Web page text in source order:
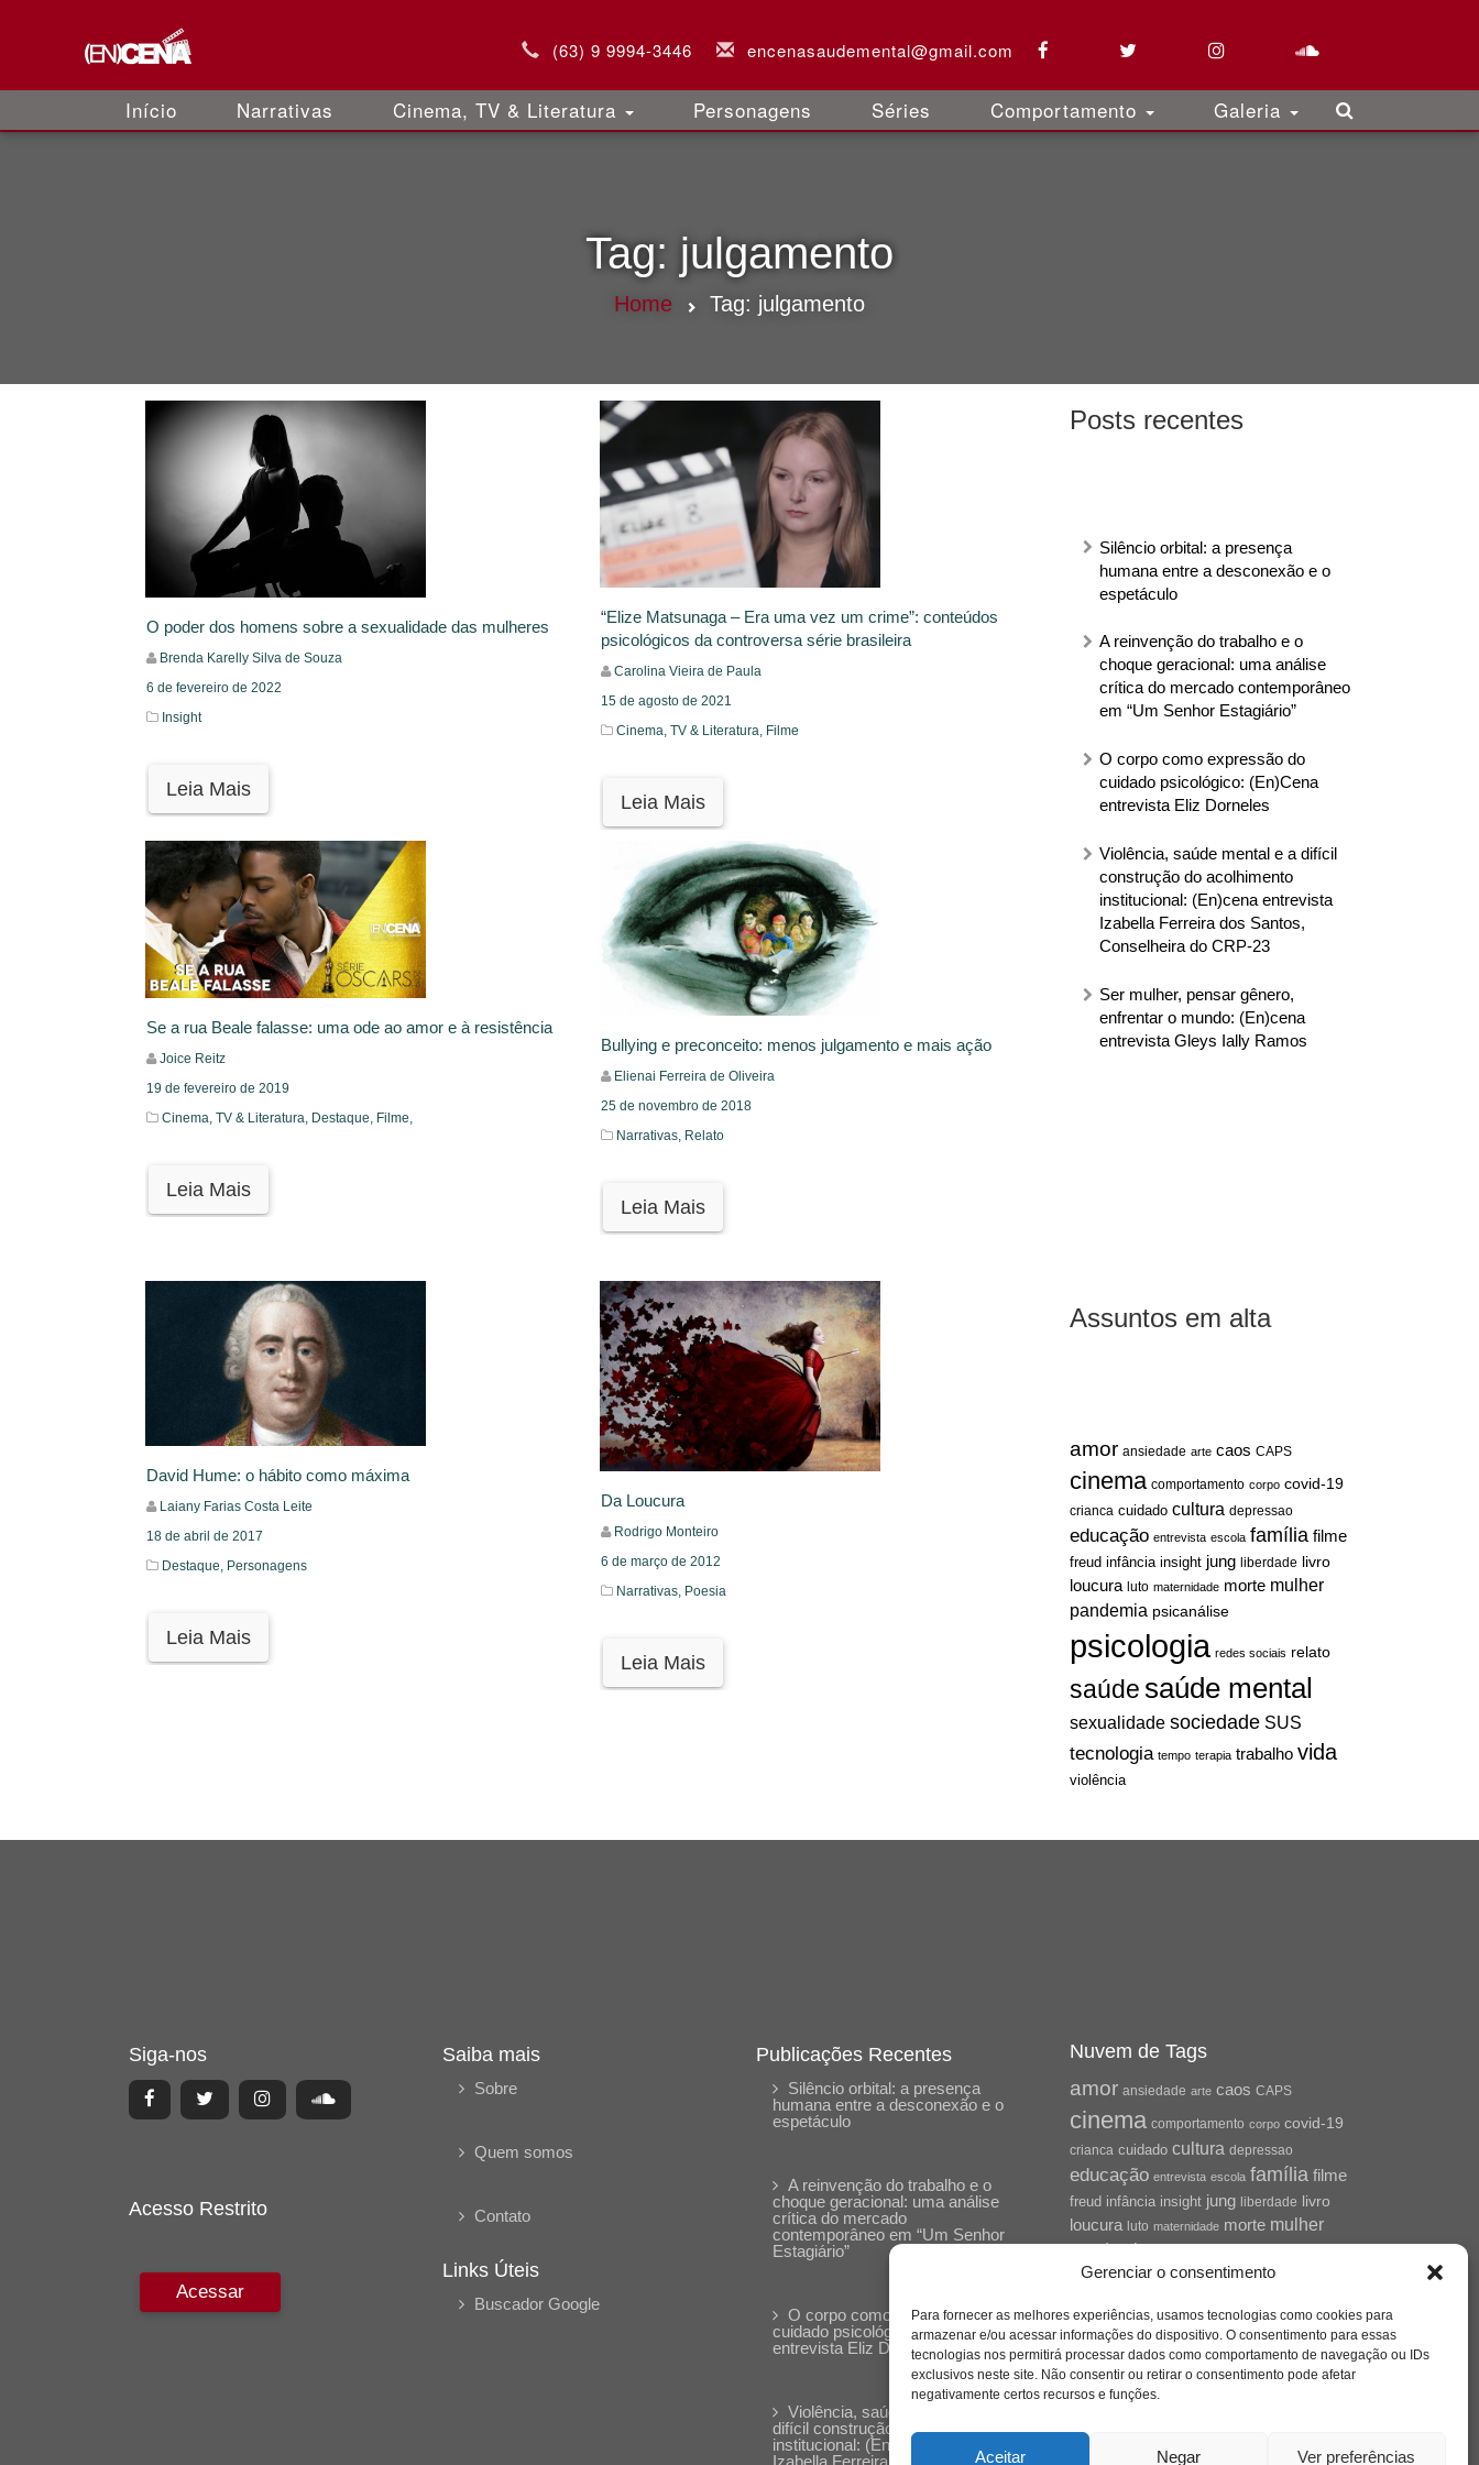
Gerenciar o consentimento
Para fornecer as melhores experiências, usamos tecnologias como cookies para
armazenar e/ou acessar informações do dispositivo. O consentimento para essas
tecnologias nos permitirá processar dados como comportamento de navegação ou IDs
exclusivos neste site. Não consentir ou retirar o consentimento pode afetar
negativamente certos recursos e funções.
Aceitar Negar Ver preferências
(63) 9 9994-3446 encenasaudemental@gmail.com
Início Narrativas Cinema, TV & Literatura Personagens Séries Comportamento Galeria
Tag: julgamento
Home Tag: julgamento
Posts recentes
Silêncio orbital: a presença
humana entre a desconexão e o
espetáculo
A reinvenção do trabalho e o
choque geracional: uma análise
crítica do mercado contemporâneo
em “Um Senhor Estagiário”
O corpo como expressão do
cuidado psicológico: (En)Cena
entrevista Eliz Dorneles
Violência, saúde mental e a difícil
construção do acolhimento
institucional: (En)cena entrevista
Izabella Ferreira dos Santos,
Conselheira do CRP-23
Ser mulher, pensar gênero,
enfrentar o mundo: (En)cena
entrevista Gleys Ially Ramos
Assuntos em alta
amor ansiedade arte caos CAPS
cinema comportamento corpo covid-19
crianca cuidado cultura depressao
educação entrevista escola família filme
freud infância insight jung liberdade livro
loucura luto maternidade morte mulher
pandemia psicanálise
psicologia redes sociais relato
saúdesaúde mental
sexualidade sociedade SUS
tecnologia tempo terapia trabalho vida
violência
O poder dos homens sobre a sexualidade das mulheres
Brenda Karelly Silva de Souza
6 de fevereiro de 2022
Insight
Leia Mais
“Elize Matsunaga – Era uma vez um crime”: conteúdos
psicológicos da controversa série brasileira
Carolina Vieira de Paula
15 de agosto de 2021
Cinema, TV & Literatura, Filme
Leia Mais
Se a rua Beale falasse: uma ode ao amor e à resistência
Joice Reitz
19 de fevereiro de 2019
Cinema, TV & Literatura, Destaque, Filme,
Leia Mais
Bullying e preconceito: menos julgamento e mais ação
Elienai Ferreira de Oliveira
25 de novembro de 2018
Narrativas, Relato
Leia Mais
David Hume: o hábito como máxima
Laiany Farias Costa Leite
18 de abril de 2017
Destaque, Personagens
Leia Mais
Da Loucura
Rodrigo Monteiro
6 de março de 2012
Narrativas, Poesia
Leia Mais
Siga-nos
Acesso Restrito
Acessar
Saiba mais
Sobre
Quem somos
Contato
Links Úteis
Buscador Google
Publicações Recentes
Silêncio orbital: a presença
humana entre a desconexão e o
espetáculo
A reinvenção do trabalho e o
choque geracional: uma análise
crítica do mercado
contemporâneo em “Um Senhor
Estagiário”
O corpo como expressão do
cuidado psicológico: (En)Cena
entrevista Eliz Dorneles
Violência, saúde mental e a
difícil construção do acolhimento
institucional: (En)cena entrevista
Izabella Ferreira dos Santos,
Nuvem de Tags
amor ansiedade arte caos CAPS
cinema comportamento corpo covid-19
crianca cuidado cultura depressao
educação entrevista escola família filme
freud infância insight jung liberdade livro
loucura luto maternidade morte mulher
pandemia
psicologia
saúdesaúde mental
sexualidade sociedade SUS
tecnologia